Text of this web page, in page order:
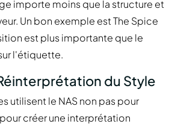
importe moins que la structure et
Un bon exemple est The Spice
est plus importante que le
l'étiquette.
du Style
utilisent le NAS non pas pour
créer une interprétation